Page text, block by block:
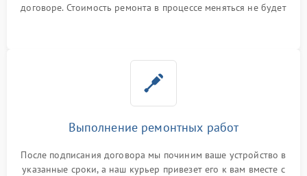
договоре. Стоимость ремонта в процессе меняться не будет
Выполнение ремонтных работ
После подписания договора мы починим ваше устройство в
указанные сроки, а наш курьер привезет его к вам вместе с